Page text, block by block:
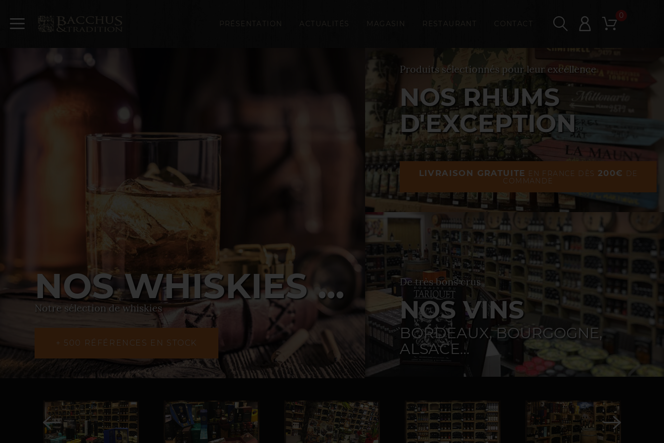
PRÉSENTATION ACTUALITÉS MAGASIN RESTAURANT CONTACT
0
NOS WHISKIES ...
Notre sélection de whiskies
+ 500 RÉFÉRENCES EN STOCK
Produits sélectionnés pour leur excellence
NOS RHUMS
D'EXCEPTION
LIVRAISON GRATUITE EN FRANCE DÈS 200€ DE
COMMANDE
De très bons crus
NOS VINS
BORDEAUX, BOURGOGNE,
ALSACE…